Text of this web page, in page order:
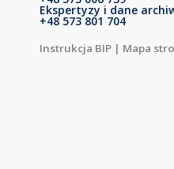
Ekspertyzy i dane
+48 573 801 704
Instrukcja BIP | Mapa